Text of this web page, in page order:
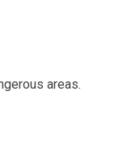
areas.